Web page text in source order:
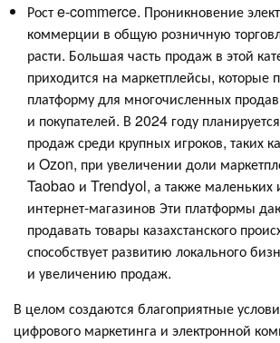
Рост e-commerce. Проникновение
коммерции в общую розничную
расти. Большая часть продаж в этой
приходится на маркетплейсы, которые
платформу для многочисленных
и покупателей. В 2024 году
продаж среди крупных игроков, таких
и Ozon, при увеличении доли
Taobao и Trendyol, а также маленьких
интернет-магазинов Эти платформы
продавать товары казахстанского
способствует развитию локального
и увеличению продаж.
В целом создаются благоприятные
цифрового маркетинга и электронной